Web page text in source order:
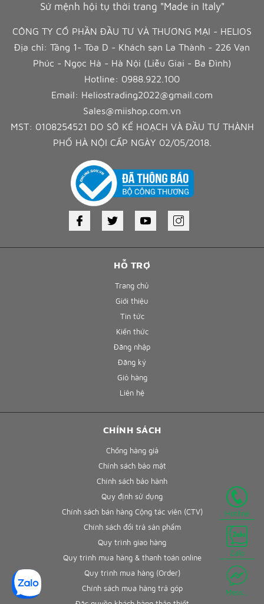
Hotline
Zalo
Mess...
HỖ TRỢ
Trang chủ
Giới thiệu
Tin tức
Kiến thức
Đăng nhập
Đăng ký
Giỏ hàng
Liên hệ
Sứ mệnh hội tụ thời trang "Made in Italy"
CÔNG TY CỔ PHẦN ĐẦU TƯ VÀ THƯƠNG MẠI - HELIOS
Địa chỉ: Tầng 1- Tòa D - Khách sạn La Thành - 226 Vạn
Phúc - Ngọc Hà - Hà Nội (Liễu Giai - Ba Đình)
Hotline: 0988.922.100
Email: Heliostrading2022@gmail.com
Sales@miishop.com.vn
MST: 0108254521 DO SỞ KẾ HOẠCH VÀ ĐẦU TƯ THÀNH
PHỐ HÀ NỘI CẤP NGÀY 02/05/2018.
CHÍNH SÁCH
Chống hàng giả
Chính sách bảo mật
Chính sách bảo hành
Quy định sử dụng
Chính sách bán hàng Cộng tác viên (CTV)
Chính sách đổi trả sản phẩm
Quy trình giao hàng
Quy trình mua hàng & thanh toán online
Quy trình mua hàng (Order)
Chính sách mua hàng trả góp